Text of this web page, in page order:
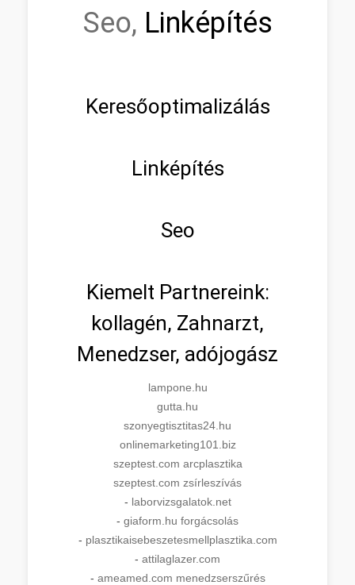
Seo, Linképítés
Keresőoptimalizálás
Linképítés
Seo
Kiemelt Partnereink:
kollagén, Zahnarzt,
Menedzser, adójogász
lampone.hu
gutta.hu
szonyegtisztitas24.hu
onlinemarketing101.biz
szeptest.com arcplasztika
szeptest.com zsírleszívás
- laborvizsgalatok.net
- giaform.hu forgácsolás
- plasztikaisebeszetesmellplasztika.com
- attilaglazer.com
- ameamed.com menedzserszűrés